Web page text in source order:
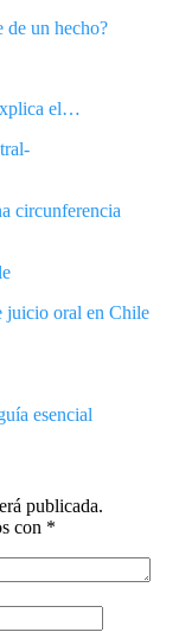
de un hecho?
el…
circunferencia
juicio oral en Chile
esencial
publicada.
con *